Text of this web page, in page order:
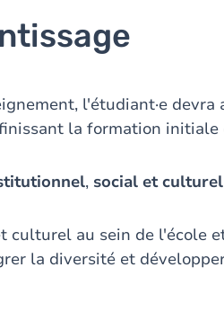
l'étudiant·e devra
la formation initiale
, social et culturel
culturel au sein de l'école
la diversité et